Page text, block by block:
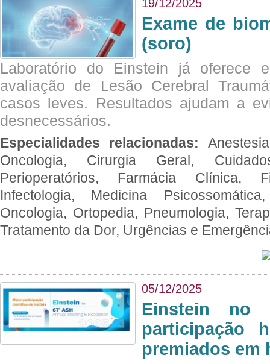
19/12/2025
Exame de
(soro)
Laboratório do Einstein já oferece
avaliação de Lesão Cerebral
casos leves. Resultados ajudam a
desnecessários.
Especialidades relacionadas:
Oncologia, Cirurgia Geral,
Perioperatórios, Farmácia Clínica,
Infectologia, Medicina
Oncologia, Ortopedia, Pneumologia,
Tratamento da Dor, Urgências e
05/12/2025
Einstein no
participação
premiados em